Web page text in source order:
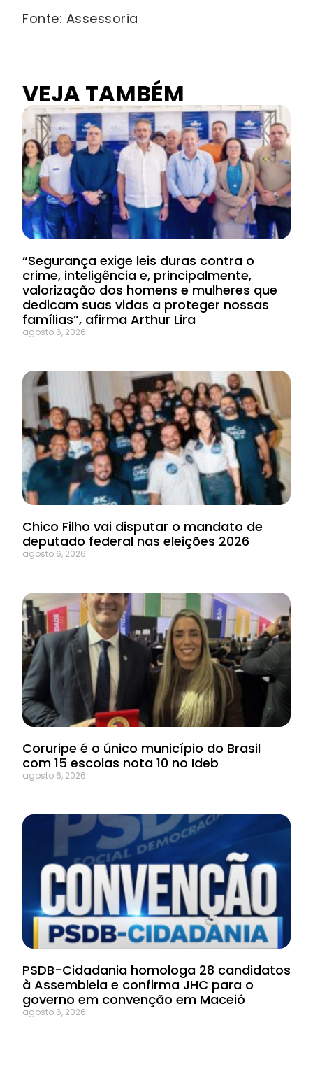
Fonte: Assessoria
VEJA TAMBÉM
“Segurança exige leis duras contra o
crime, inteligência e, principalmente,
valorização dos homens e mulheres que
dedicam suas vidas a proteger nossas
famílias”, afirma Arthur Lira
agosto 6, 2026
Chico Filho vai disputar o mandato de
deputado federal nas eleições 2026
agosto 6, 2026
Coruripe é o único município do Brasil
com 15 escolas nota 10 no Ideb
agosto 6, 2026
PSDB-Cidadania homologa 28 candidatos
à Assembleia e confirma JHC para o
governo em convenção em Maceió
agosto 6, 2026